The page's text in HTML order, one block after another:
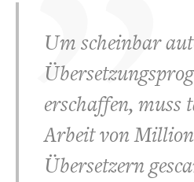
Um scheinbar
erschaffen, muss
Arbeit von
Übersetzern